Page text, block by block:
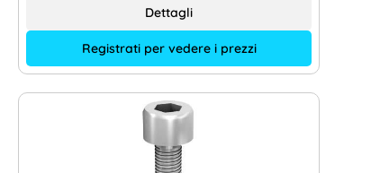
Registrati per vedere i prezzi
Dettagli